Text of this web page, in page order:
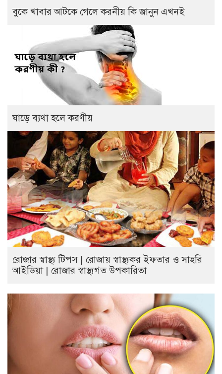
বুকে খাবার আটকে গেলে করনীয় কি জানুন এখনই
ঘাড়ে ব্যথা হলে করণীয়
রোজার স্বাস্থ্য টিপস | রোজায় স্বাস্থ্যকর ইফতার ও সাহরি
আইডিয়া | রোজার স্বাস্থ্যগত উপকারিতা